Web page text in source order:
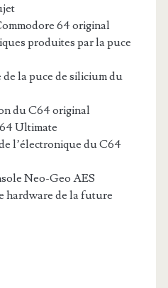
64 original
produites par la puce
la puce de silicium du
du C64 original
Ultimate
l’électronique du C64
Neo-Geo AES
hardware de la future